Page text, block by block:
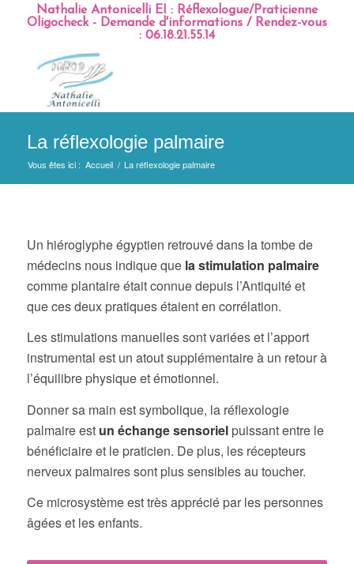
Nathalie Antonicelli EI : Réflexologue/Praticienne
Oligocheck - Demande d'informations / Rendez-vous
: 06.18.21.55.14
La réflexologie palmaire
Vous êtes ici : Accueil / La réflexologie palmaire
Un hiéroglyphe égyptien retrouvé dans la tombe de
médecins nous indique que la stimulation palmaire
comme plantaire était connue depuis l’Antiquité et
que ces deux pratiques étaient en corrélation.
Les stimulations manuelles sont variées et l’apport
instrumental est un atout supplémentaire à un retour à
l’équilibre physique et émotionnel.
Donner sa main est symbolique, la réflexologie
palmaire est un échange sensorielpuissant entre le
bénéficiaire et le praticien. De plus, les récepteurs
nerveux palmaires sont plus sensibles au toucher.
Ce microsystème est très apprécié par les personnes
âgées et les enfants.